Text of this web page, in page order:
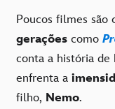
Poucos filmes são
gerações como
conta a história de
enfrenta a
filho, Nemo.